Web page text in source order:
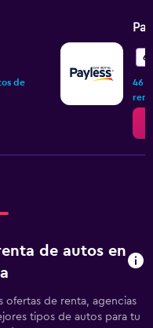
de
46
de autos en
de renta, agencias
tipos de autos para tu